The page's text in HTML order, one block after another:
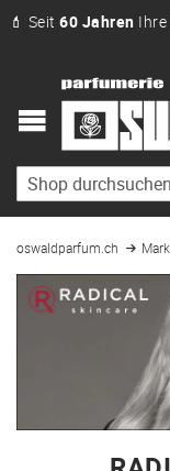
💄 Seit60 Jahren
oswaldparfum.ch